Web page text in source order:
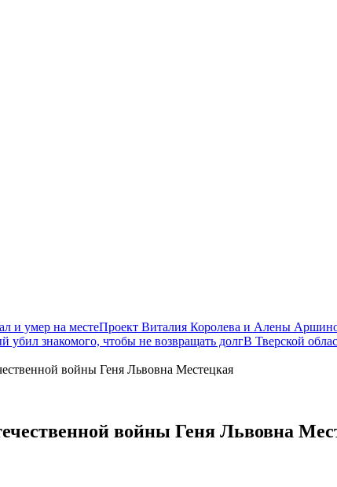
и умер на местеПроект Виталия Королева и Алены
знакомого, чтобы не возвращать долгВ Тверской
войны Геня Львовна Местецкая
войны Геня Львовна